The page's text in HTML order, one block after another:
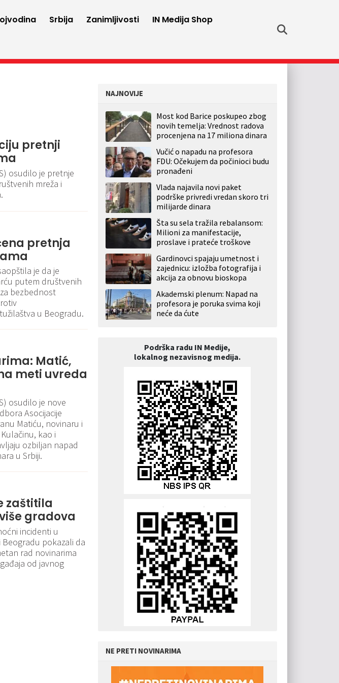
Srbija Zanimljivosti
IN Medija Shop
pretnji
osudilo je pretnje
mreža i
pretnja
je da je
putem društvenih
bezbednost
u Beogradu.
Matić,
meti uvreda
osudilo je nove
Asocijacije
Matiću, novinaru i
kao i
ozbiljan napad
u Srbiji.
zaštitila
gradova
incidenti u
pokazali da
rad novinarima
od javnog
NAJNOVIJE
Most kod Barice poskupeo zbog
novih temelja: Vrednost radova
procenjena na 17 miliona dinara
Vučić o napadu na profesora
FDU: Očekujem da počinioci budu
pronađeni
Vlada najavila novi paket
podrške privredi vredan skoro tri
milijarde dinara
Šta su sela tražila rebalansom:
Milioni za manifestacije,
proslave i prateće troškove
Gardinovci spajaju umetnost i
zajednicu: izložba fotografija i
akcija za obnovu bioskopa
Akademski plenum: Napad na
profesora je poruka svima koji
neće da ćute
Podrška radu IN Medije,
lokalnog nezavisnog medija.
NE PRETI NOVINARIMA